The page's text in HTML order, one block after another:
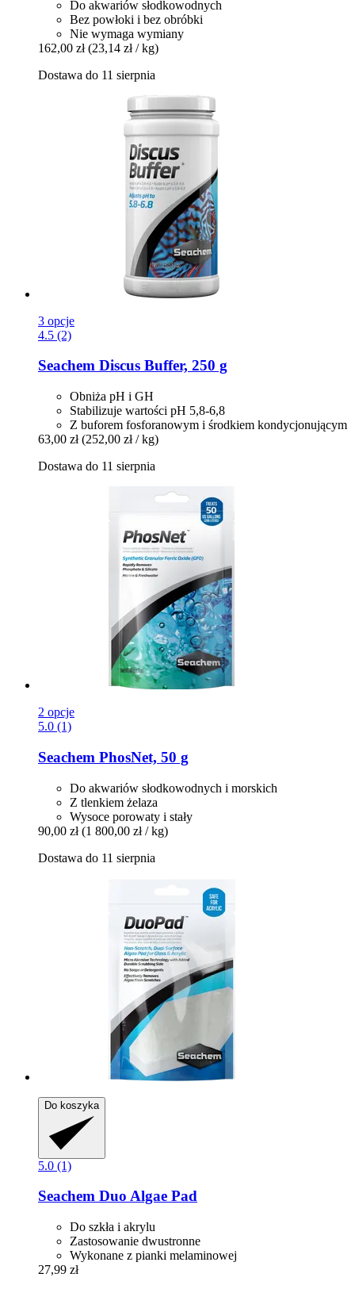
Do akwariów słodkowodnych
Bez powłoki i bez obróbki
Nie wymaga wymiany
162,00 zł (23,14 zł / kg)
Dostawa do 11 sierpnia
3 opcje
4.5 (2)
Seachem Discus Buffer, 250 g
Obniża pH i GH
Stabilizuje wartości pH 5,8-6,8
Z buforem fosforanowym i środkiem kondycjonującym
63,00 zł (252,00 zł / kg)
Dostawa do 11 sierpnia
2 opcje
5.0 (1)
Seachem PhosNet, 50 g
Do akwariów słodkowodnych i morskich
Z tlenkiem żelaza
Wysoce porowaty i stały
90,00 zł (1 800,00 zł / kg)
Dostawa do 11 sierpnia
Do koszyka
5.0 (1)
Seachem Duo Algae Pad
Do szkła i akrylu
Zastosowanie dwustronne
Wykonane z pianki melaminowej
27,99 zł